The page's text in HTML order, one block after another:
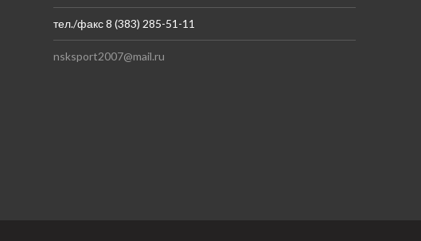
тел./факс 8 (383) 285-51-11
nsksport2007@mail.ru